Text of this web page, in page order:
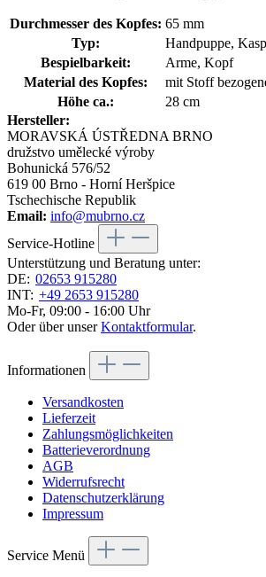
Durchmesser des Kopfes: 65 mm
Typ:
Handpuppe,
Bespielbarkeit:
Arme, Kopf
Material des Kopfes:
mit Stoff
Höhe ca.:
28 cm
Hersteller:
MORAVSKÁ ÚSTŘEDNA BRNO
družstvo umělecké výroby
Bohunická 576/52
619 00 Brno - Horní Heršpice
Tschechische Republik
Email: info@mubrno.cz
Service-Hotline
Unterstützung und Beratung unter:
DE: 02653 915280
INT: +49 2653 915280
Mo-Fr, 09:00 - 16:00 Uhr
Oder über unserKontaktformular.
Informationen
Versandkosten
Lieferzeit
Zahlungsmöglichkeiten
Batterieverordnung
AGB
Widerrufsrecht
Datenschutzerklärung
Impressum
Service Menü